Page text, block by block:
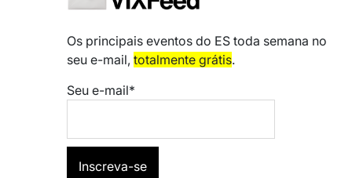
Os principais eventos do ES toda semana no
seu e-mail, totalmente grátis.
Seu e-mail*